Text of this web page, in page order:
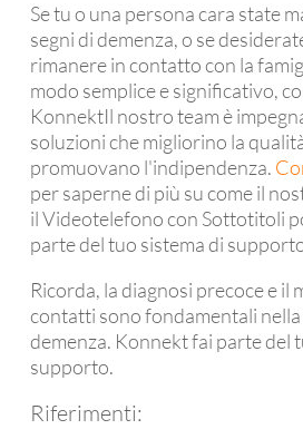
Se tu o una persona cara state
segni di demenza, o se
rimanere in contatto con la
modo semplice e significativo,
KonnektIl nostro team è
soluzioni che migliorino la
promuovano l'indipendenza.
per saperne di più su come il
il Videotelefono con Sottotitoli
parte del tuo sistema di
Ricorda, la diagnosi precoce e il
contatti sono fondamentali
demenza. Konnekt fai parte del
supporto.
Riferimenti: